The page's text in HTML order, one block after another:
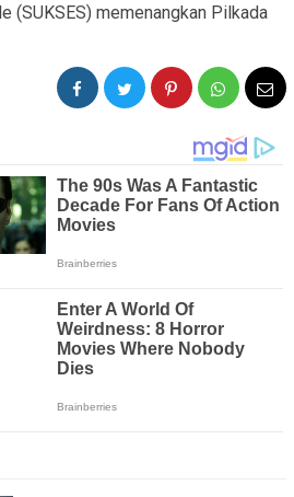
(SUKSES) memenangkan Pilkada